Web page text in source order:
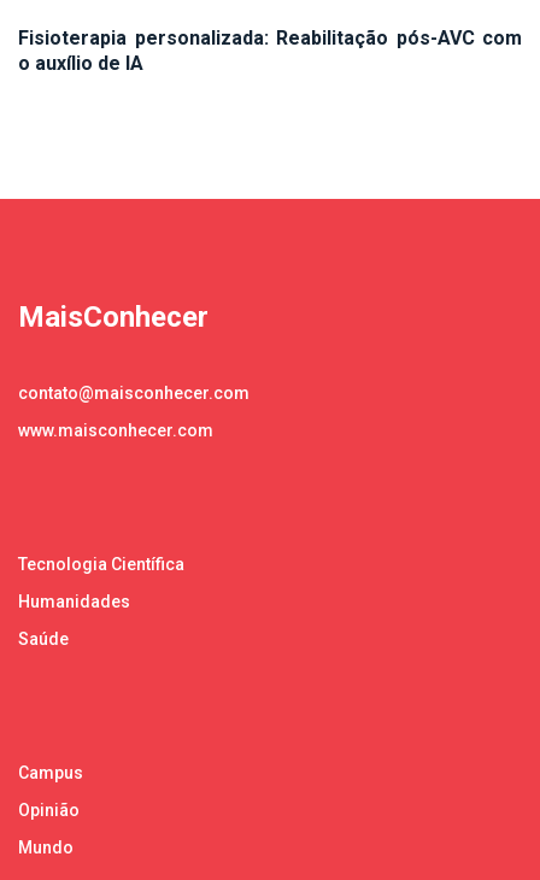
Fisioterapia personalizada: Reabilitação pós-AVC com
o auxílio de IA
MaisConhecer
contato@maisconhecer.com
www.maisconhecer.com
Tecnologia Científica
Humanidades
Saúde
Campus
Opinião
Mundo